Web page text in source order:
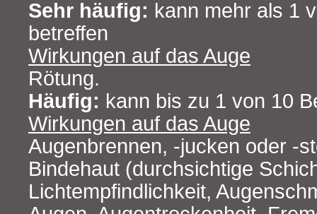
Sehr häufig: kann mehr als 1
betreffen
Wirkungen auf das Auge
Rötung.
Häufig: kann bis zu 1 von 10
Wirkungen auf das Auge
Augenbrennen, ‑jucken oder
Bindehaut (durchsichtige
Lichtempfindlichkeit,